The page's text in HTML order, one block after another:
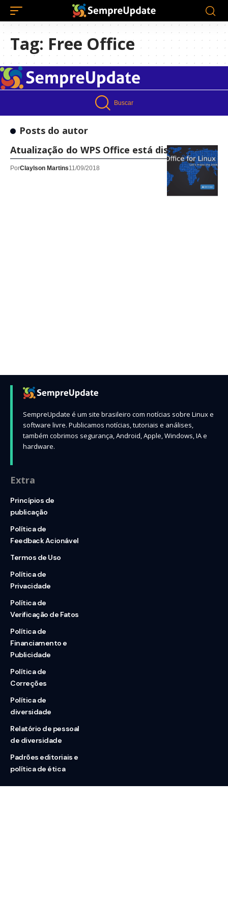
Tag: Free Office
Buscar
Posts do autor
Atualização do WPS Office está disponível
PorClaylson Martins11/09/2018
SempreUpdate é um site brasileiro com notícias sobre Linux e
software livre. Publicamos notícias, tutoriais e análises,
também cobrimos segurança, Android, Apple, Windows, IA e
hardware.
Extra
Princípios de
publicação
Política de
Feedback Acionável
Termos de Uso
Política de
Privacidade
Política de
Verificação de Fatos
Política de
Financiamento e
Publicidade
Política de
Correções
Política de
diversidade
Relatório de pessoal
de diversidade
Padrões editoriais e
política de ética